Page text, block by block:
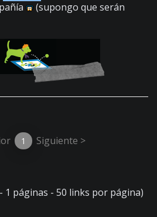
(supongo que serán
1 Siguiente >
1 páginas - 50 links por página)